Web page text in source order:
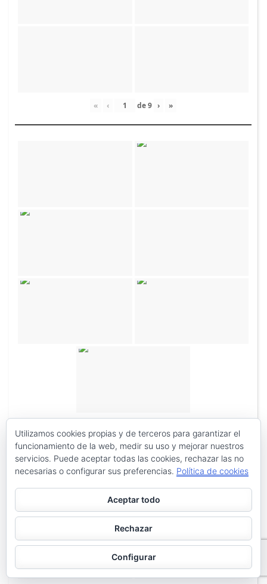
« ‹ de9 › »
Utilizamos cookies propias y de terceros para garantizar el
funcionamiento de la web, medir su uso y mejorar nuestros
servicios. Puede aceptar todas las cookies, rechazar las no
necesarias o configurar sus preferencias. Política de cookies
Aceptar todo
Rechazar
Configurar